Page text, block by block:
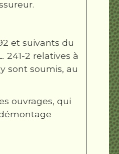
et suivants du
241-2 relatives à
sont soumis, au
ouvrages, qui